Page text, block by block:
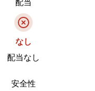
配当
なし
配当なし
安全性